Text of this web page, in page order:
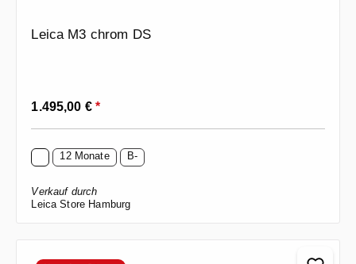
Leica M3 chrom DS
Regulärer Preis:
1.495,00 €*
12 Monate B-
Verkauf durch
Leica Store Hamburg